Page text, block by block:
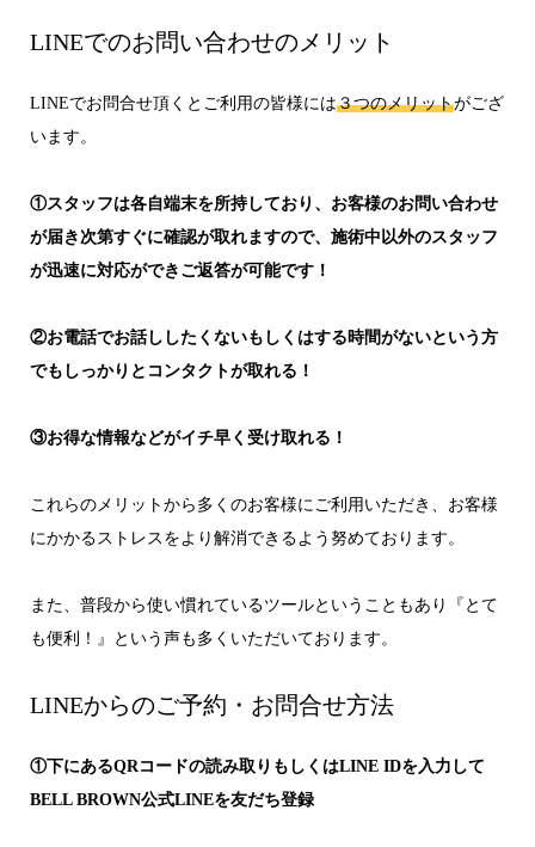
LINEでのお問い合わせのメリット
LINEでお問合せ頂くとご利用の皆様には３つのメリットがござ
います。
①スタッフは各自端末を所持しており、お客様のお問い合わせ
が届き次第すぐに確認が取れますので、施術中以外のスタッフ
が迅速に対応ができご返答が可能です！
②お電話でお話ししたくないもしくはする時間がないという方
でもしっかりとコンタクトが取れる！
③お得な情報などがイチ早く受け取れる！
これらのメリットから多くのお客様にご利用いただき、お客様
にかかるストレスをより解消できるよう努めております。
また、普段から使い慣れているツールということもあり『とて
も便利！』という声も多くいただいております。
LINEからのご予約・お問合せ方法
①下にあるQRコードの読み取りもしくはLINE IDを入力して
BELL BROWN公式LINEを友だち登録